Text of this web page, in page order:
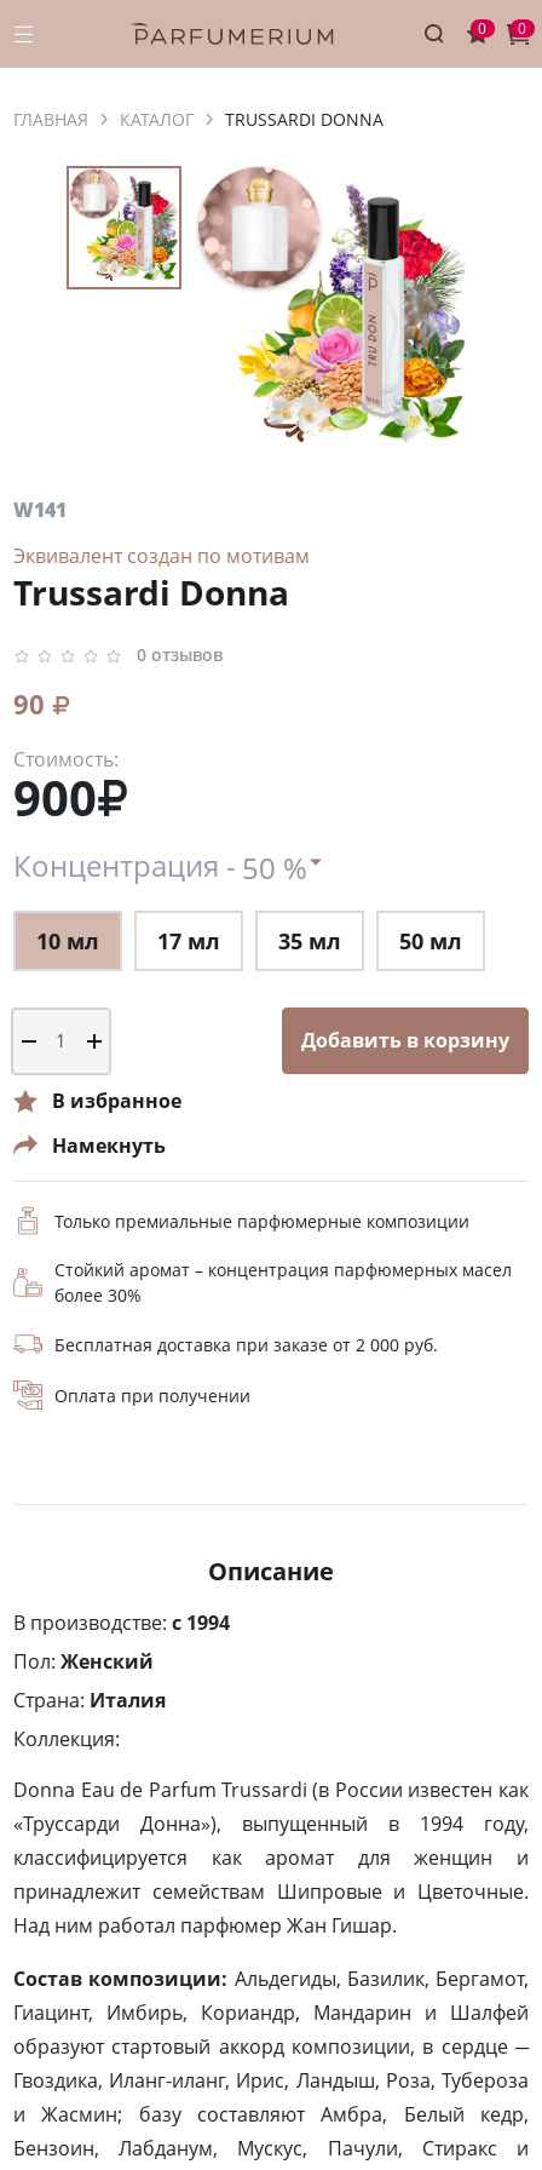
0 0
ГЛАВНАЯ КАТАЛОГ TRUSSARDI DONNA
W141
Эквивалент создан по мотивам
Trussardi Donna
0 отзывов
90
Стоимость:
900
Концентрация -
10 мл 17 мл 35 мл 50 мл
Добавить в корзину
В избранное
Намекнуть
Только премиальные парфюмерные композиции
Стойкий аромат – концентрация парфюмерных масел
более 30%
Бесплатная доставка при заказе от 2 000 руб.
Оплата при получении
Описание
В производстве:с 1994
Пол:Женский
Страна: Италия
Коллекция:
Donna Eau de Parfum Trussardi (в России известен как
«Труссарди Донна»), выпущенный в 1994 году,
классифицируется как аромат для женщин и
принадлежит семействам Шипровые и Цветочные.
Над ним работал парфюмер Жан Гишар.
Состав композиции: Альдегиды, Базилик, Бергамот,
Гиацинт, Имбирь, Кориандр, Мандарин и Шалфей
образуют стартовый аккорд композиции, в сердце ─
Гвоздика, Иланг-иланг, Ирис, Ландыш, Роза, Тубероза
и Жасмин; базу составляют Амбра, Белый кедр,
Бензоин, Лабданум, Мускус, Пачули, Стиракс и